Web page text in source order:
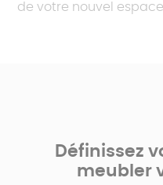
de votre nouvel
Définissez
meubler